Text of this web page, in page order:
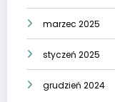
marzec 2025
styczeń 2025
grudzień 2024